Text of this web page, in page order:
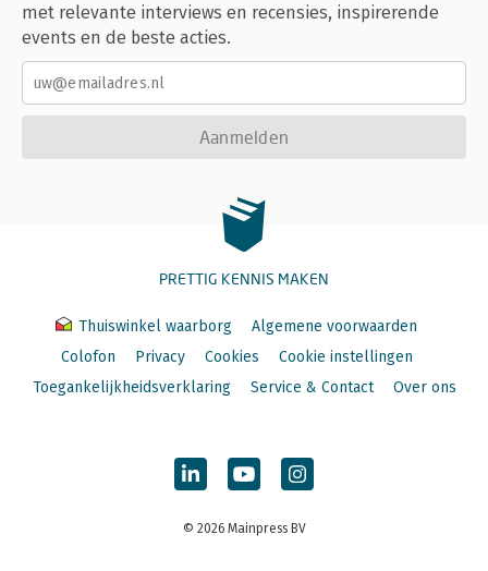
met relevante interviews en recensies, inspirerende
events en de beste acties.
Aanmelden
PRETTIG KENNIS MAKEN
Thuiswinkel waarborg
Algemene voorwaarden
Colofon
Privacy Cookies
Cookie instellingen
Toegankelijkheidsverklaring
Service & Contact Over ons
© 2026 Mainpress BV